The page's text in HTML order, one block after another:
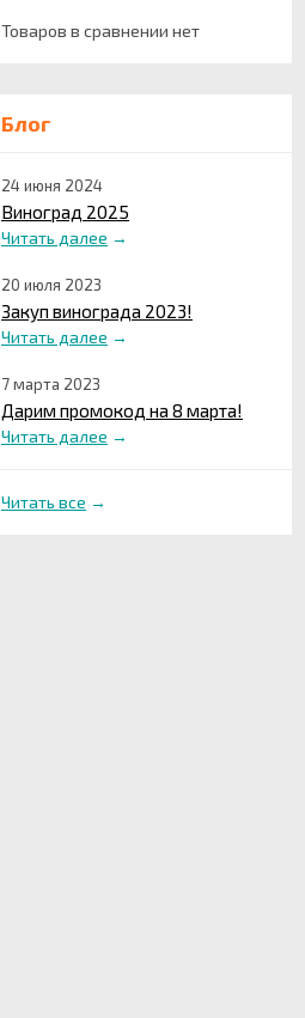
Товаров в сравнении нет
Блог
24 июня 2024
Виноград 2025
Читать далее →
20 июля 2023
Закуп винограда 2023!
Читать далее →
7 марта 2023
Дарим промокод на 8 марта!
Читать далее →
Читать все →